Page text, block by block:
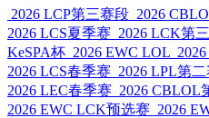
2026 LCP第三赛段 2026
2026 LCS夏季赛 2026 LCK第
KeSPA杯 2026 EWC LOL
2026 LCS春季赛 2026 LPL第
2026 LEC春季赛 2026 CBLOL
2026 EWC LCK预选赛 2026